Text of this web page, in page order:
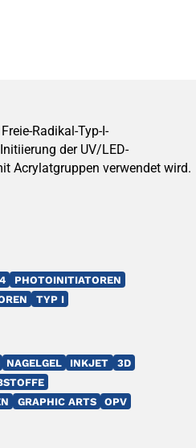
Radikal-Typ-I-
der UV/LED-
Acrylatgruppen verwendet wird.
PHOTOINITIATOREN
TYP I
NAGELGEL INKJET
3D
GRAPHIC ARTS OPV